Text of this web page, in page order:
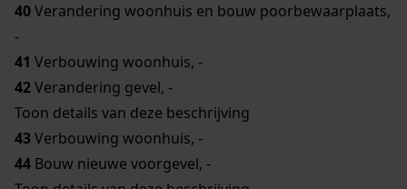
40Verandering woonhuis en bouw poorbewaarplaats,
-
41 Verbouwing woonhuis, -
42Verandering gevel, -
Toon details van deze beschrijving
43Verbouwing woonhuis, -
44 Bouw nieuwe voorgevel, -